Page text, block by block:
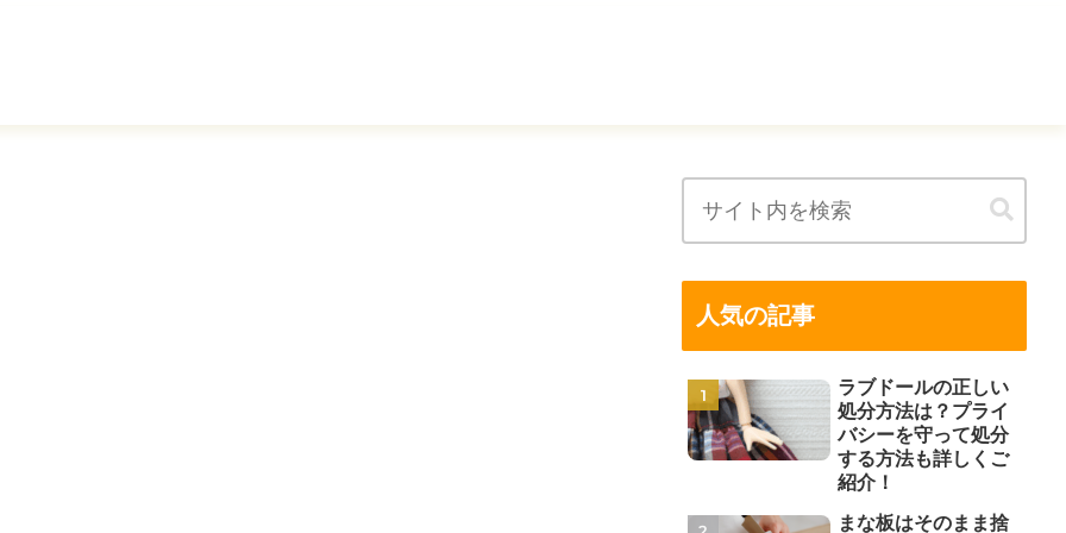
人気の記事
ラブドールの正しい
処分方法は？プライ
バシーを守って処分
する方法も詳しくご
紹介！
まな板はそのまま捨